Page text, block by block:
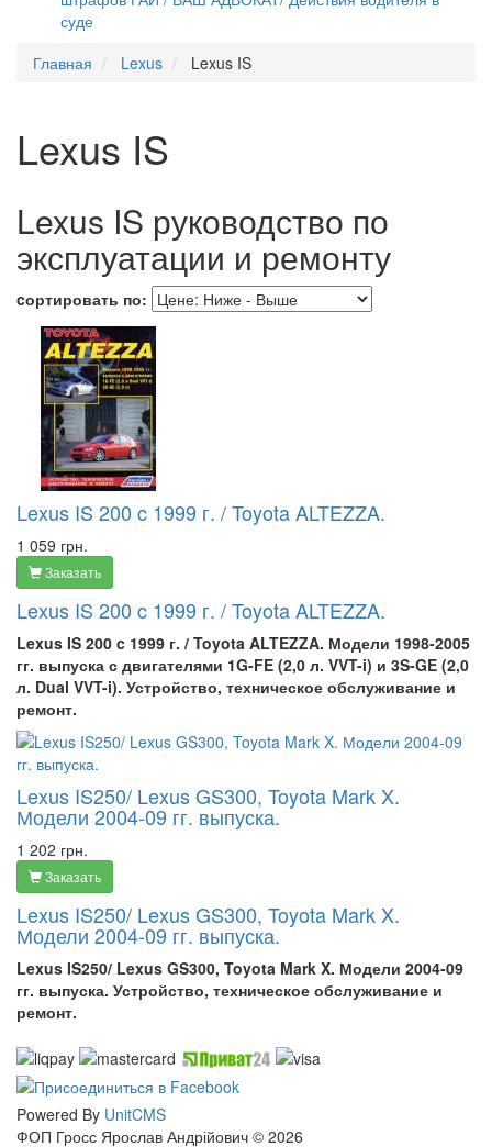
суде
Главная
Lexus Lexus IS
Lexus IS
Lexus IS руководство по
эксплуатации и ремонту
cортировать по:
Lexus IS 200 c 1999 г. / Toyota ALTEZZA.
1 059 грн.
Заказать
Lexus IS 200 c 1999 г. / Toyota ALTEZZA.
Lexus IS 200 c 1999 г. / Toyota ALTEZZA. Модели 1998-2005
гг. выпуска с двигателями 1G-FE (2,0 л. VVT-i) и 3S-GE (2,0
л. Dual VVT-i). Устройство, техническое обслуживание и
ремонт.
Lexus IS250/ Lexus GS300, Toyota Mark X.
Модели 2004-09 гг. выпуска.
1 202 грн.
Заказать
Lexus IS250/ Lexus GS300, Toyota Mark X.
Модели 2004-09 гг. выпуска.
Lexus IS250/ Lexus GS300, Toyota Mark X. Модели 2004-09
гг. выпуска. Устройство, техническое обслуживание и
ремонт.
Powered By UnitCMS
ФОП Гросс Ярослав Андрійович © 2026